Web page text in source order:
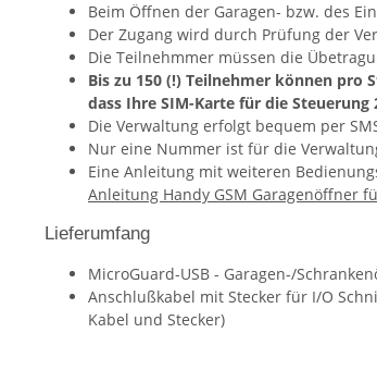
Beim Öffnen der Garagen- bzw. des
Der Zugang wird durch Prüfung der
Die Teilnehmmer müssen die
Bis zu 150 (!) Teilnehmer können pro
dass Ihre SIM-Karte für die
Die Verwaltung erfolgt bequem per
Nur eine Nummer ist für die
Eine Anleitung mit weiteren
Anleitung Handy GSM Garagenöffner
Lieferumfang
MicroGuard-USB - Garagen-/
Anschlußkabel mit Stecker für I/O
Kabel und Stecker)